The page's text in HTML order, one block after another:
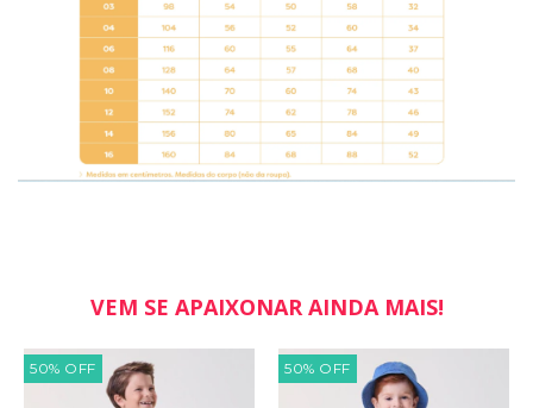
VEM SE APAIXONAR AINDA MAIS!
50% OFF 50% OFF